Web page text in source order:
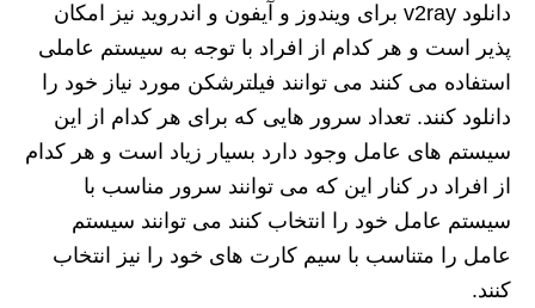
دانلود v2ray برای ویندوز و آیفون و اندروید نیز امکان
پذیر است و هر کدام از افراد با توجه به سیستم عاملی
استفاده می کنند می توانند فیلترشکن مورد نیاز خود را
دانلود کنند. تعداد سرور هایی که برای هر کدام از این
سیستم های عامل وجود دارد بسیار زیاد است و هر کدام
از افراد در کنار این که می‌ توانند سرور مناسب با
سیستم عامل خود را انتخاب کنند می توانند سیستم
عامل را متناسب با سیم کارت های خود را نیز انتخاب
کنند.